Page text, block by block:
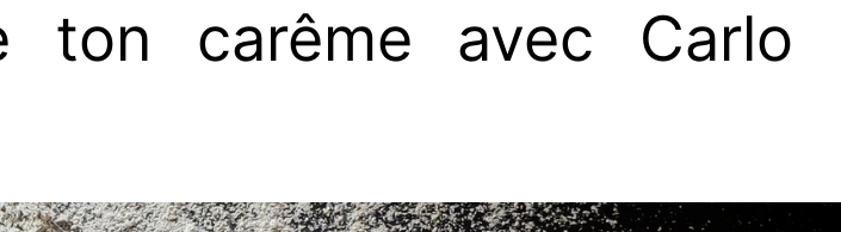
ton carême avec Carlo